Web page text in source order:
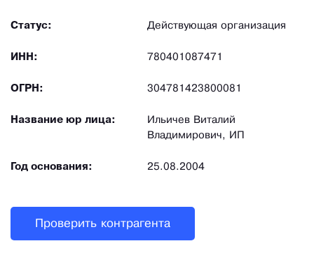
Статус: Действующая организация
ИНН: 780401087471
ОГРН: 304781423800081
Название юр лица:
Ильичев Виталий
Владимирович, ИП
Год основания: 25.08.2004
Проверить контрагента